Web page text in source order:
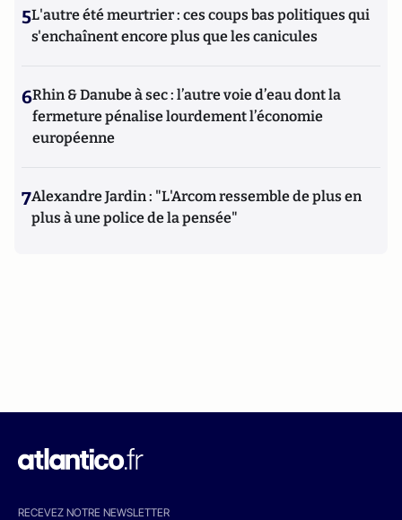
5L'autre été meurtrier : ces coups bas politiques qui
s'enchaînent encore plus que les canicules
6Rhin & Danube à sec : l’autre voie d’eau dont la
fermeture pénalise lourdement l’économie
européenne
7Alexandre Jardin : "L'Arcom ressemble de plus en
plus à une police de la pensée"
RECEVEZ NOTRE NEWSLETTER